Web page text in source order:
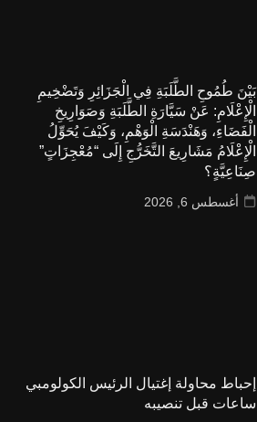
بَيْنَ طُمُوحِ الطَّلَبَةِ فِي الْجَزَائِرِ وَتَضْخِيمِ
الْإِعْلَامِ: عَنْ سَيَّارَةِ الطَّلَبَةِ وَصَوَارِيخِ
الْفَضَاءِ، وَهَنْدَسَةِ الْوَهْمِ، وَكَيْفَ يُحَوِّلُ
الْإِعْلَامُ مَشَارِيعَ التَّخَرُّجِ إِلَى “مُعْجِزَاتٍ”
صِنَاعِيَّةٍ؟
أغسطس 6, 2026
إحباط محاولة إغتيال الرئيس الكولومبي
ساعات قبل تنصيبه